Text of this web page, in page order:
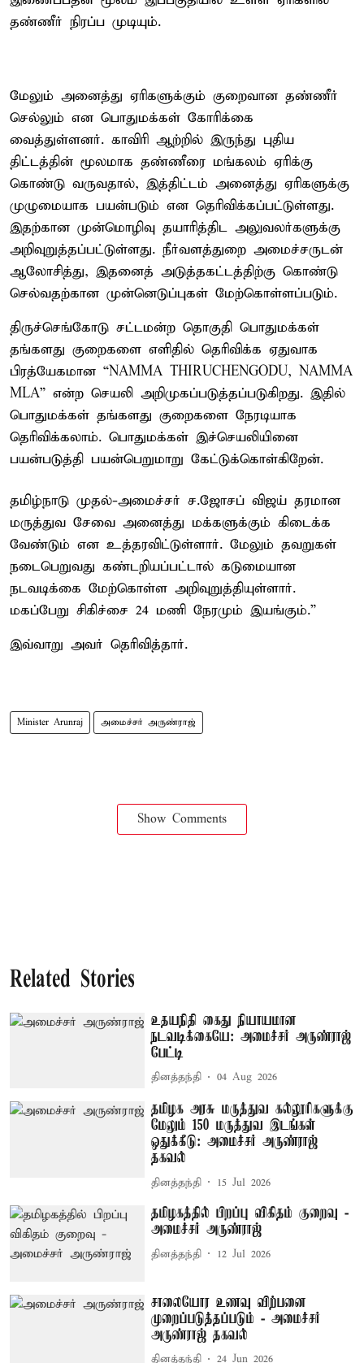
தண்ணீர் நிரப்ப முடியும்.
மேலும் அனைத்து ஏரிகளுக்கும் குறைவான தண்ணீர்
செல்லும் என பொதுமக்கள் கோரிக்கை
வைத்துள்ளனர். காவிரி ஆற்றில் இருந்து புதிய
திட்டத்தின் மூலமாக தண்ணீரை மங்கலம் ஏரிக்கு
கொண்டு வருவதால், இத்திட்டம் அனைத்து ஏரிகளுக்கு
முழுமையாக பயன்படும் என தெரிவிக்கப்பட்டுள்ளது.
இதற்கான முன்மொழிவு தயாரித்திட அலுவலர்களுக்கு
அறிவுறுத்தப்பட்டுள்ளது. நீர்வளத்துறை அமைச்சருடன்
ஆலோசித்து, இதனைத் அடுத்தகட்டத்திற்கு கொண்டு
செல்வதற்கான முன்னெடுப்புகள் மேற்கொள்ளப்படும்.
திருச்செங்கோடு சட்டமன்ற தொகுதி பொதுமக்கள்
தங்களது குறைகளை எளிதில் தெரிவிக்க ஏதுவாக
பிரத்யேகமான “NAMMA THIRUCHENGODU, NAMMA
MLA” என்ற செயலி அறிமுகப்படுத்தப்படுகிறது. இதில்
பொதுமக்கள் தங்களது குறைகளை நேரடியாக
தெரிவிக்கலாம். பொதுமக்கள் இச்செயலியினை
பயன்படுத்தி பயன்பெறுமாறு கேட்டுக்கொள்கிறேன்.
தமிழ்நாடு முதல்-அமைச்சர் ச.ஜோசப் விஜய் தரமான
மருத்துவ சேவை அனைத்து மக்களுக்கும் கிடைக்க
வேண்டும் என உத்தரவிட்டுள்ளார். மேலும் தவறுகள்
நடைபெறுவது கண்டறியப்பட்டால் கடுமையான
நடவடிக்கை மேற்கொள்ள அறிவுறுத்தியுள்ளார்.
மகப்பேறு சிகிச்சை 24 மணி நேரமும் இயங்கும்.”
இவ்வாறு அவர் தெரிவித்தார்.
Minister Arunraj அமைச்சர் அருண்ராஜ்
Show Comments
Related Stories
உதயநிதி கைது நியாயமான
நடவடிக்கையே: அமைச்சர் அருண்ராஜ்
பேட்டி
தினத்தந்தி 04 Aug 2026
தமிழக அரசு மருத்துவ கல்லூரிகளுக்கு
மேலும் 150 மருத்துவ இடங்கள்
ஒதுக்கீடு: அமைச்சர் அருண்ராஜ்
தகவல்
தினத்தந்தி 15 Jul 2026
தமிழகத்தில் பிறப்பு விகிதம் குறைவு -
அமைச்சர் அருண்ராஜ்
தினத்தந்தி 12 Jul 2026
சாலையோர உணவு விற்பனை
முறைப்படுத்தப்படும் - அமைச்சர்
அருண்ராஜ் தகவல்
தினத்தந்தி 24 Jun 2026